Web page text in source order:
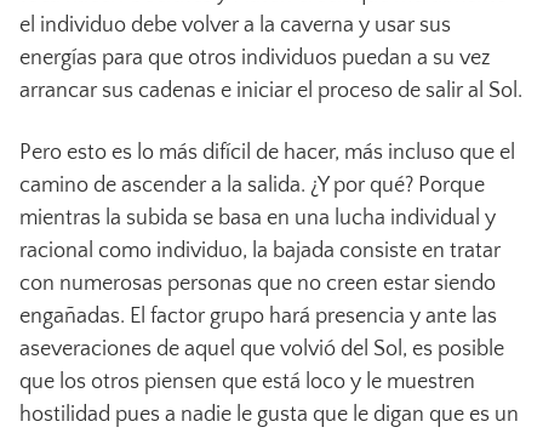
el individuo debe volver a la caverna y usar sus
energías para que otros individuos puedan a su vez
arrancar sus cadenas e iniciar el proceso de salir al Sol.
Pero esto es lo más difícil de hacer, más incluso que el
camino de ascender a la salida. ¿Y por qué? Porque
mientras la subida se basa en una lucha individual y
racional como individuo, la bajada consiste en tratar
con numerosas personas que no creen estar siendo
engañadas. El factor grupo hará presencia y ante las
aseveraciones de aquel que volvió del Sol, es posible
que los otros piensen que está loco y le muestren
hostilidad pues a nadie le gusta que le digan que es un